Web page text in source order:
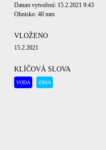
Datum vytvoření: 15.2.2021 9:43
Ohnisko: 40 mm
VLOŽENO
15.2.2021
KLÍČOVÁ SLOVA
VODA ZIMA